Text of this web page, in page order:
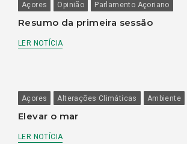
Açores Opinião Parlamento Açoriano
Resumo da primeira sessão
LER NOTÍCIA
Açores Alterações Climáticas Ambiente
Elevar o mar
LER NOTÍCIA